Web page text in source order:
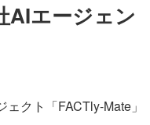
AIエージェン
クト「FACTly-Mate」